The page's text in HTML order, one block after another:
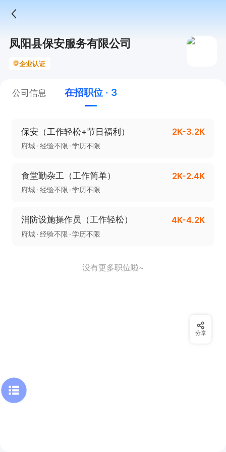
凤阳县保安服务有限公司
企业认证
公司信息 在招职位 · 3
保安（工作轻松+节日福利） 2K-3.2K
府城 经验不限 学历不限
食堂勤杂工（工作简单） 2K-2.4K
府城 经验不限 学历不限
消防设施操作员（工作轻松） 4K-4.2K
府城 经验不限 学历不限
没有更多职位啦~
分享